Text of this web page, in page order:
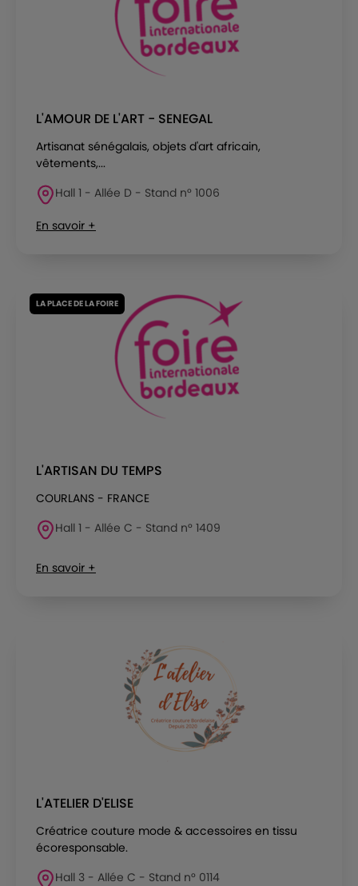
L'AMOUR DE L'ART - SENEGAL
Artisanat sénégalais, objets d'art africain,
vêtements,...
Hall 1 - Allée D - Stand n° 1006
En savoir +
LA PLACE DE LA FOIRE
L'ARTISAN DU TEMPS
COURLANS - FRANCE
Hall 1 - Allée C - Stand n° 1409
En savoir +
L'ATELIER D'ELISE
Créatrice couture mode & accessoires en tissu
écoresponsable.
Hall 3 - Allée C - Stand n° 0114